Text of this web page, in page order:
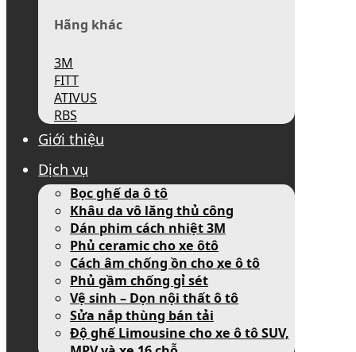
Hãng khác
3M
FITT
ATIVUS
RBS
Giới thiệu
Dịch vụ
Bọc ghế da ô tô
Khâu da vô lăng thủ công
Dán phim cách nhiệt 3M
Phủ ceramic cho xe ôtô
Cách âm chống ồn cho xe ô tô
Phủ gầm chống gỉ sét
Vệ sinh – Dọn nội thất ô tô
Sửa nắp thùng bán tải
Độ ghế Limousine cho xe ô tô SUV,